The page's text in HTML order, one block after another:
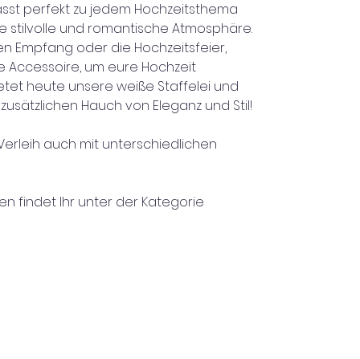
perfekt zu jedem Hochzeitsthema
stilvolle und romantische Atmosphäre.
Empfang oder die Hochzeitsfeier,
um eure Hochzeit
heute unsere weiße Staffelei und
Hauch von Eleganz und Stil!
auch mit unterschiedlichen
findet Ihr unter der Kategorie